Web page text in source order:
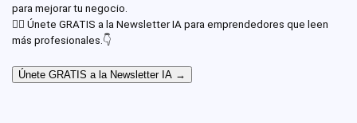
para mejorar tu negocio.
✊🏾 Únete GRATIS a la Newsletter IA para emprendedores que leen
más profesionales.👇
Únete GRATIS a la Newsletter IA →